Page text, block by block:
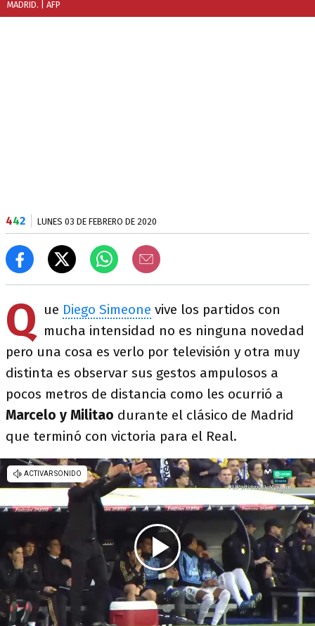
MADRID. | AFP
442 LUNES 03 DE FEBRERO DE 2020
Q ue Diego Simeone vive los partidos con
mucha intensidad no es ninguna novedad
pero una cosa es verlo por televisión y otra muy
distinta es observar sus gestos ampulosos a
pocos metros de distancia como les ocurrió a
Marcelo y Militao durante el clásico de Madrid
que terminó con victoria para el Real.